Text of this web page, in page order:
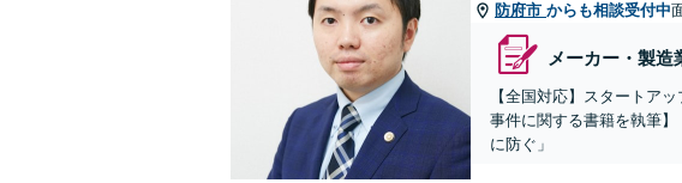
防府市 からも相談受付中
メーカー・製造
【全国対応】スタートア
事件に関する書籍を執筆
に防ぐ」